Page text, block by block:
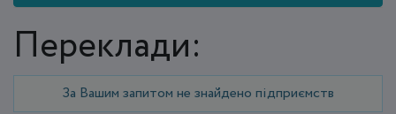
Переклади:
За Вашим запитом не знайдено підприємств